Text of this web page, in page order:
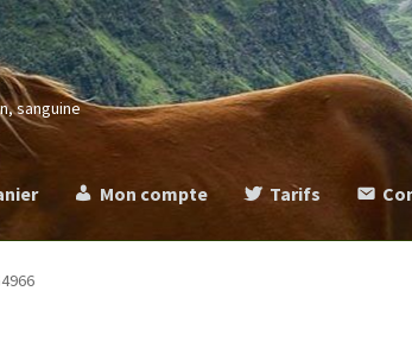
sanguine
Mon compte Tarifs